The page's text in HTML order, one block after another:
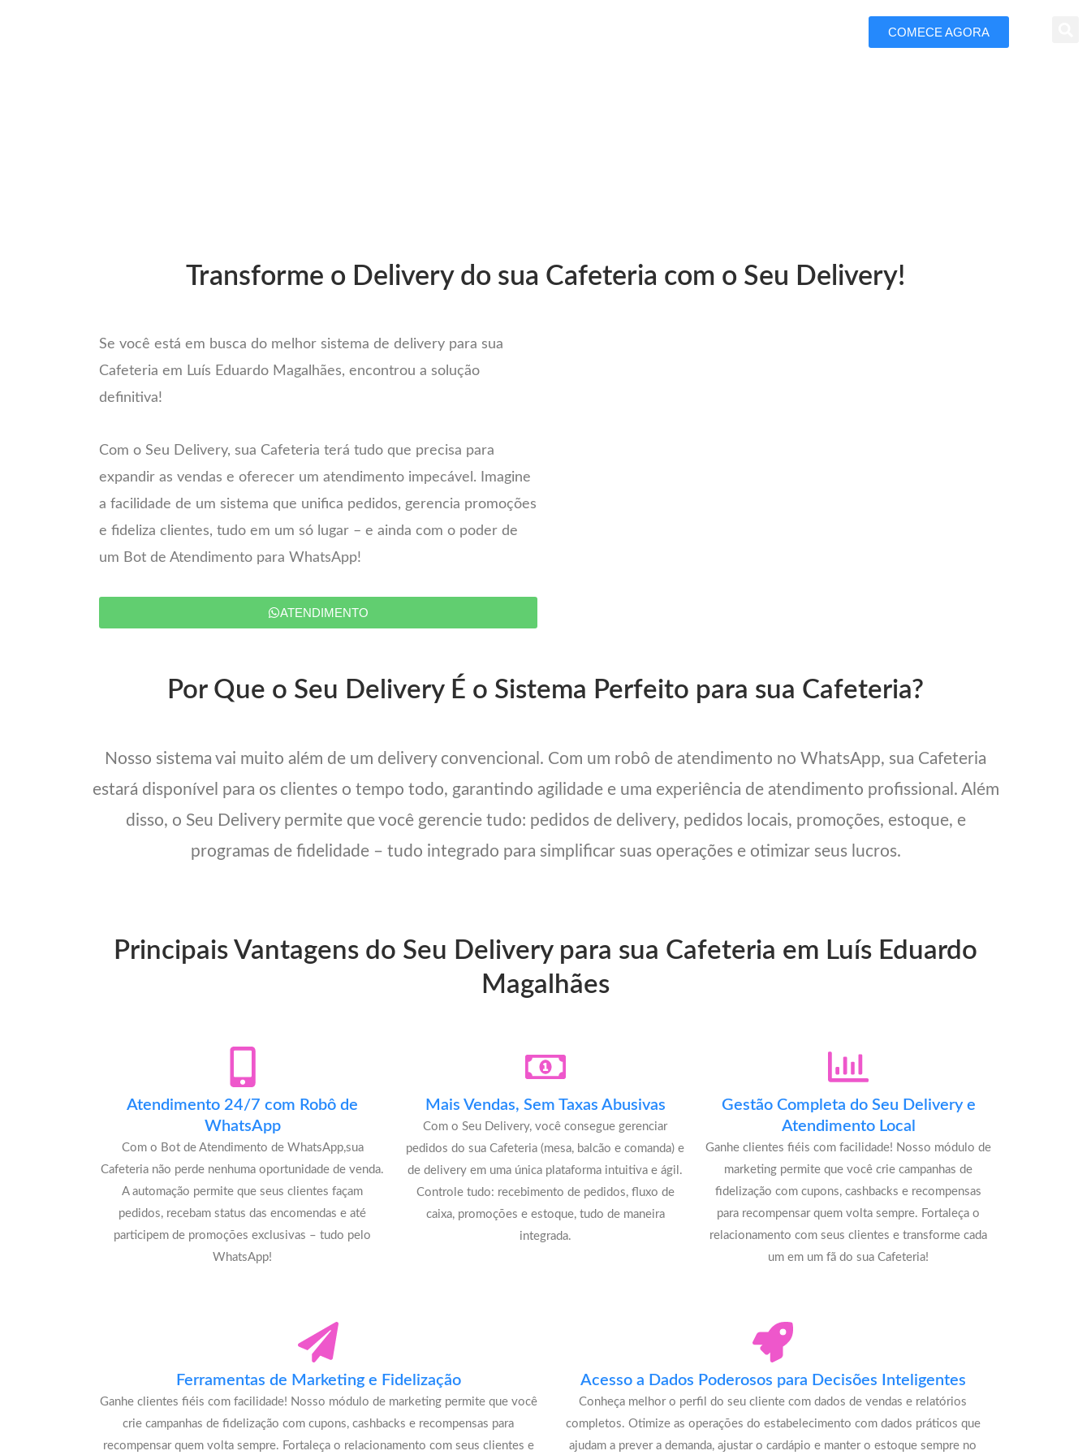
COMECE AGORA
Transforme o Delivery do sua Cafeteria com o Seu Delivery!
Se você está em busca do melhor sistema de delivery para sua
Cafeteria em Luís Eduardo Magalhães, encontrou a solução
definitiva!
Com o Seu Delivery, sua Cafeteria terá tudo que precisa para
expandir as vendas e oferecer um atendimento impecável. Imagine
a facilidade de um sistema que unifica pedidos, gerencia promoções
e fideliza clientes, tudo em um só lugar – e ainda com o poder de
um Bot de Atendimento para WhatsApp!
ATENDIMENTO
Por Que o Seu Delivery É o Sistema Perfeito para sua Cafeteria?
Nosso sistema vai muito além de um delivery convencional. Com um robô de atendimento no WhatsApp, sua Cafeteria
estará disponível para os clientes o tempo todo, garantindo agilidade e uma experiência de atendimento profissional. Além
disso, o Seu Delivery permite que você gerencie tudo: pedidos de delivery, pedidos locais, promoções, estoque, e
programas de fidelidade – tudo integrado para simplificar suas operações e otimizar seus lucros.
Principais Vantagens do Seu Delivery para sua Cafeteria em Luís Eduardo
Magalhães
Atendimento 24/7 com Robô de
WhatsApp
Com o Bot de Atendimento de WhatsApp,sua
Cafeteria não perde nenhuma oportunidade de venda.
A automação permite que seus clientes façam
pedidos, recebam status das encomendas e até
participem de promoções exclusivas – tudo pelo
WhatsApp!
Mais Vendas, Sem Taxas Abusivas
Com o Seu Delivery, você consegue gerenciar
pedidos do sua Cafeteria (mesa, balcão e comanda) e
de delivery em uma única plataforma intuitiva e ágil.
Controle tudo: recebimento de pedidos, fluxo de
caixa, promoções e estoque, tudo de maneira
integrada.
Gestão Completa do Seu Delivery e
Atendimento Local
Ganhe clientes fiéis com facilidade! Nosso módulo de
marketing permite que você crie campanhas de
fidelização com cupons, cashbacks e recompensas
para recompensar quem volta sempre. Fortaleça o
relacionamento com seus clientes e transforme cada
um em um fã do sua Cafeteria!
Ferramentas de Marketing e Fidelização
Ganhe clientes fiéis com facilidade! Nosso módulo de marketing permite que você
crie campanhas de fidelização com cupons, cashbacks e recompensas para
recompensar quem volta sempre. Fortaleça o relacionamento com seus clientes e
Acesso a Dados Poderosos para Decisões Inteligentes
Conheça melhor o perfil do seu cliente com dados de vendas e relatórios
completos. Otimize as operações do estabelecimento com dados práticos que
ajudam a prever a demanda, ajustar o cardápio e manter o estoque sempre no